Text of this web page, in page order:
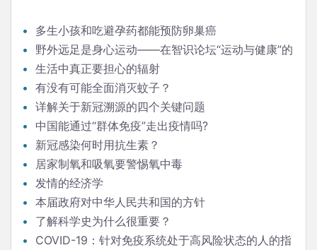
多生小孩和吃避孕药都能预防卵巢癌
野外远足是身心运动——在智识论坛“运动与健康”的
发言生活中真正要担心的辐射
有没有可能全面消灭蚊子？
详解关于新冠溯源的四个关键问题
中国能通过“群体免疫”走出疫情吗?
新冠感染何时用抗生素？
居家制氧和吸氧要警惕氧中毒
发情的经济学
本届政府对中华人民共和国的方针
了解科学史为什么很重要？
COVID-19：针对免疫系统处于高风险状态的人的指